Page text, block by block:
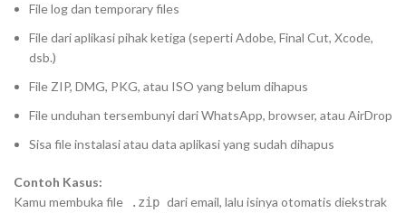
File log dan temporary files
File dari aplikasi pihak ketiga (seperti Adobe, Final Cut, Xcode,
dsb.)
File ZIP, DMG, PKG, atau ISO yang belum dihapus
File unduhan tersembunyi dari WhatsApp, browser, atau AirDrop
Sisa file instalasi atau data aplikasi yang sudah dihapus
Contoh Kasus:
Kamu membuka file
.zip dari email, lalu isinya otomatis diekstrak